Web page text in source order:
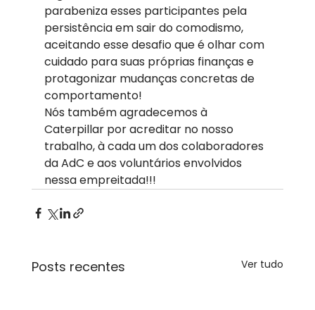
parabeniza esses participantes pela
persistência em sair do comodismo,
aceitando esse desafio que é olhar com
cuidado para suas próprias finanças e
protagonizar mudanças concretas de
comportamento!
Nós também agradecemos à
Caterpillar por acreditar no nosso
trabalho, à cada um dos colaboradores
da AdC e aos voluntários envolvidos
nessa empreitada!!!
Posts recentes Ver tudo